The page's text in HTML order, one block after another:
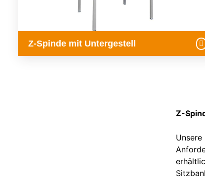
Z-Spinde mit Untergestell
Z-